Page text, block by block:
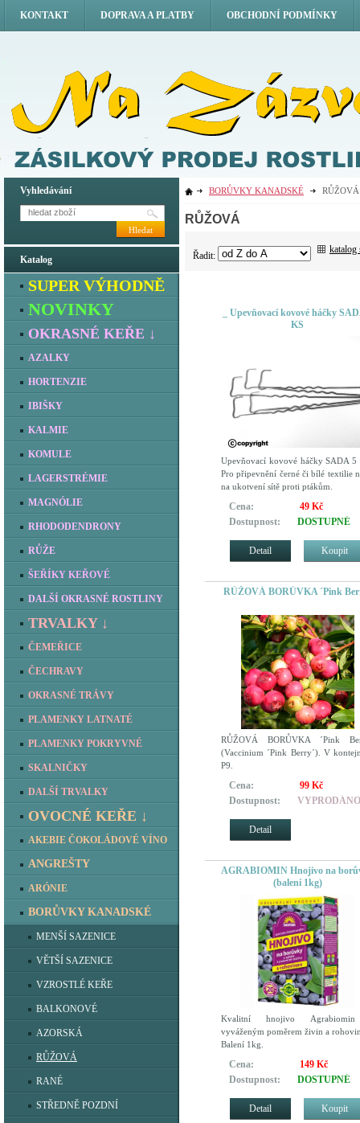
Vyhledávání
Hledat
Katalog
SUPER VÝHODNĚ
NOVINKY
OKRASNÉ KEŘE ↓
AZALKY
HORTENZIE
IBIŠKY
KALMIE
KOMULE
LAGERSTRÉMIE
MAGNÓLIE
RHODODENDRONY
RŮŽE
ŠEŘÍKY KEŘOVÉ
DALŠÍ OKRASNÉ ROSTLINY
TRVALKY ↓
ČEMEŘICE
ČECHRAVY
OKRASNÉ TRÁVY
PLAMENKY LATNATÉ
PLAMENKY POKRYVNÉ
SKALNIČKY
DALŠÍ TRVALKY
OVOCNÉ KEŘE ↓
AKEBIE ČOKOLÁDOVÉ VÍNO
ANGREŠTY
ARÓNIE
BORŮVKY KANADSKÉ
MENŠÍ SAZENICE
VĚTŠÍ SAZENICE
VZROSTLÉ KEŘE
BALKONOVÉ
AZORSKÁ
RŮŽOVÁ
RANÉ
STŘEDNĚ POZDNÍ
BORŮVKY KANADSKÉ RŮŽOVÁ
RŮŽOVÁ
Řadit:
katalog
_ Upevňovací kovové háčky
KS
Upevňovací kovové háčky SADA 5
Pro připevnění černé či bílé textilie
na ukotvení sítě proti ptákům.
Cena:
49 Kč
Dostupnost:
DOSTUPNÉ
Koupit
Detail
RŮŽOVÁ BORŮVKA ´Pink
RŮŽOVÁ BORŮVKA ´Pink
(Vaccinium ´Pink Berry´). V
P9.
Cena:
99 Kč
Dostupnost:
VYPRODÁNO
Detail
AGRABIOMIN Hnojivo na
(balení 1kg)
Kvalitní hnojivo
vyváženým poměrem živin a
Balení 1kg.
Cena:
149 Kč
Dostupnost:
DOSTUPNÉ
Koupit
Detail
KONTAKT DOPRAVA A PLATBY OBCHODNÍ PODMÍNKY